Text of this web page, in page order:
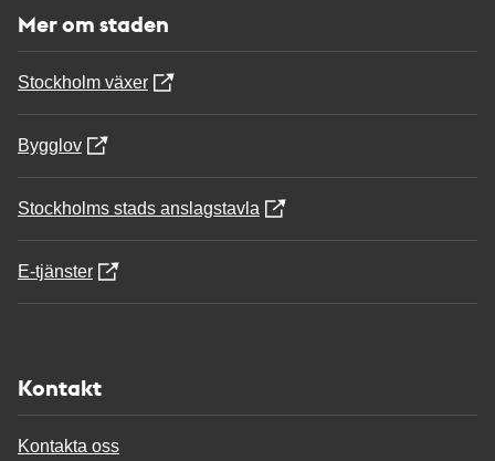
Mer om staden
Stockholm växer
Bygglov
Stockholms stads anslagstavla
E-tjänster
Kontakt
Kontakta oss